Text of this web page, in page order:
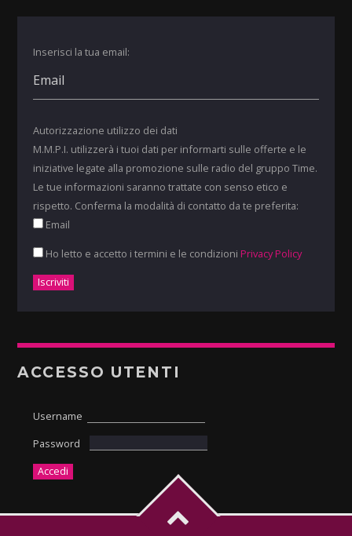
Inserisci la tua email:
Autorizzazione utilizzo dei dati
M.M.P.I. utilizzerà i tuoi dati per informarti sulle offerte e le
iniziative legate alla promozione sulle radio del gruppo Time.
Le tue informazioni saranno trattate con senso etico e
rispetto. Conferma la modalità di contatto da te preferita:
Email
Ho letto e accetto i termini e le condizioni Privacy Policy
ACCESSO UTENTI
Username
Password